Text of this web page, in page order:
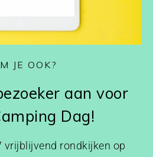
JE OOK?
aan voor
Dag!
vrijblijvend rondkijken op